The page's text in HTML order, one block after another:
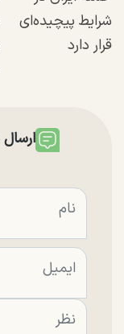
شرایط پیچیده‌ای
قرار دارد